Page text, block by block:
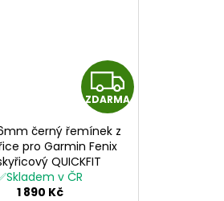
Z
D
ZDARMA
černý řemínek z
pro Garmin Fenix
QUICKFIT
v ČR
1 890 Kč